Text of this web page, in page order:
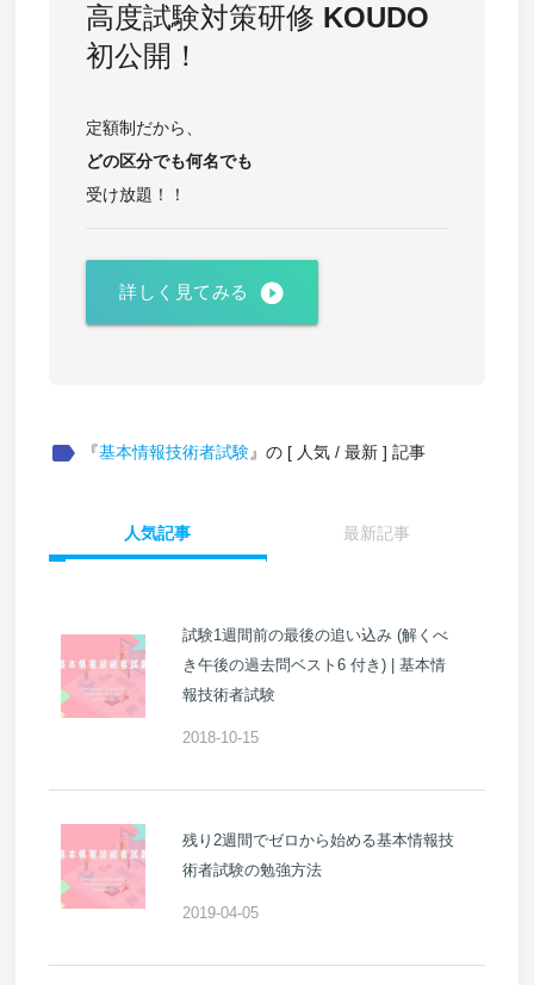
高度試験対策研修 KOUDO
初公開！
定額制だから、
どの区分でも何名でも
受け放題！！
詳しく見てみる play_circle_filled
label 『基本情報技術者試験』の [ 人気 / 最新 ] 記事
人気記事 最新記事
試験1週間前の最後の追い込み (解くべ
き午後の過去問ベスト6 付き) | 基本情
報技術者試験
2018-10-15
残り2週間でゼロから始める基本情報技
術者試験の勉強方法
2019-04-05